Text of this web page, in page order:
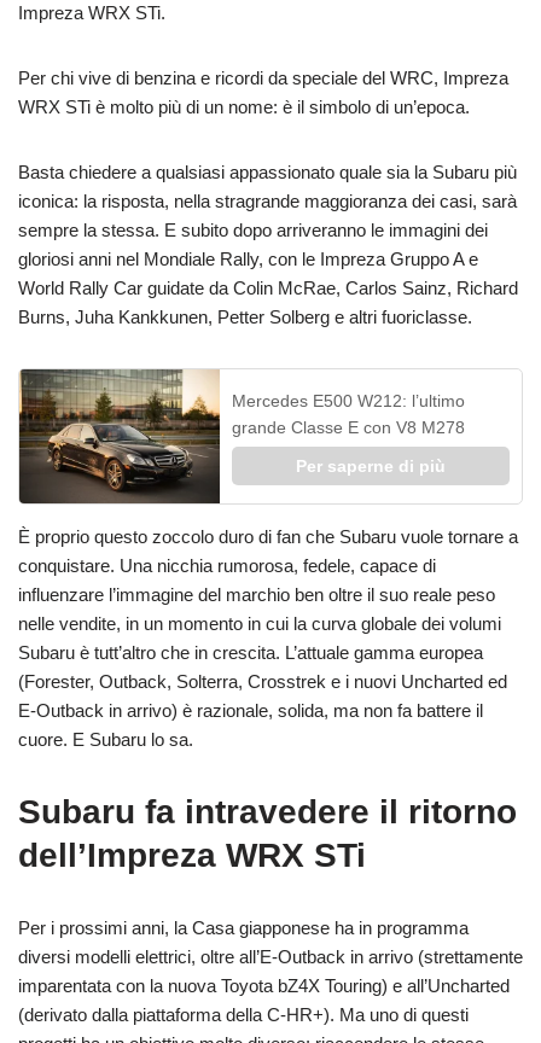
Impreza WRX STi.
Per chi vive di benzina e ricordi da speciale del WRC, Impreza
WRX STi è molto più di un nome: è il simbolo di un’epoca.
Basta chiedere a qualsiasi appassionato quale sia la Subaru più
iconica: la risposta, nella stragrande maggioranza dei casi, sarà
sempre la stessa. E subito dopo arriveranno le immagini dei
gloriosi anni nel Mondiale Rally, con le Impreza Gruppo A e
World Rally Car guidate da Colin McRae, Carlos Sainz, Richard
Burns, Juha Kankkunen, Petter Solberg e altri fuoriclasse.
Mercedes E500 W212: l’ultimo
grande Classe E con V8 M278
Per saperne di più
È proprio questo zoccolo duro di fan che Subaru vuole tornare a
conquistare. Una nicchia rumorosa, fedele, capace di
influenzare l’immagine del marchio ben oltre il suo reale peso
nelle vendite, in un momento in cui la curva globale dei volumi
Subaru è tutt’altro che in crescita. L’attuale gamma europea
(Forester, Outback, Solterra, Crosstrek e i nuovi Uncharted ed
E-Outback in arrivo) è razionale, solida, ma non fa battere il
cuore. E Subaru lo sa.
Subaru fa intravedere il ritorno
dell’Impreza WRX STi
Per i prossimi anni, la Casa giapponese ha in programma
diversi modelli elettrici, oltre all’E-Outback in arrivo (strettamente
imparentata con la nuova Toyota bZ4X Touring) e all’Uncharted
(derivato dalla piattaforma della C-HR+). Ma uno di questi